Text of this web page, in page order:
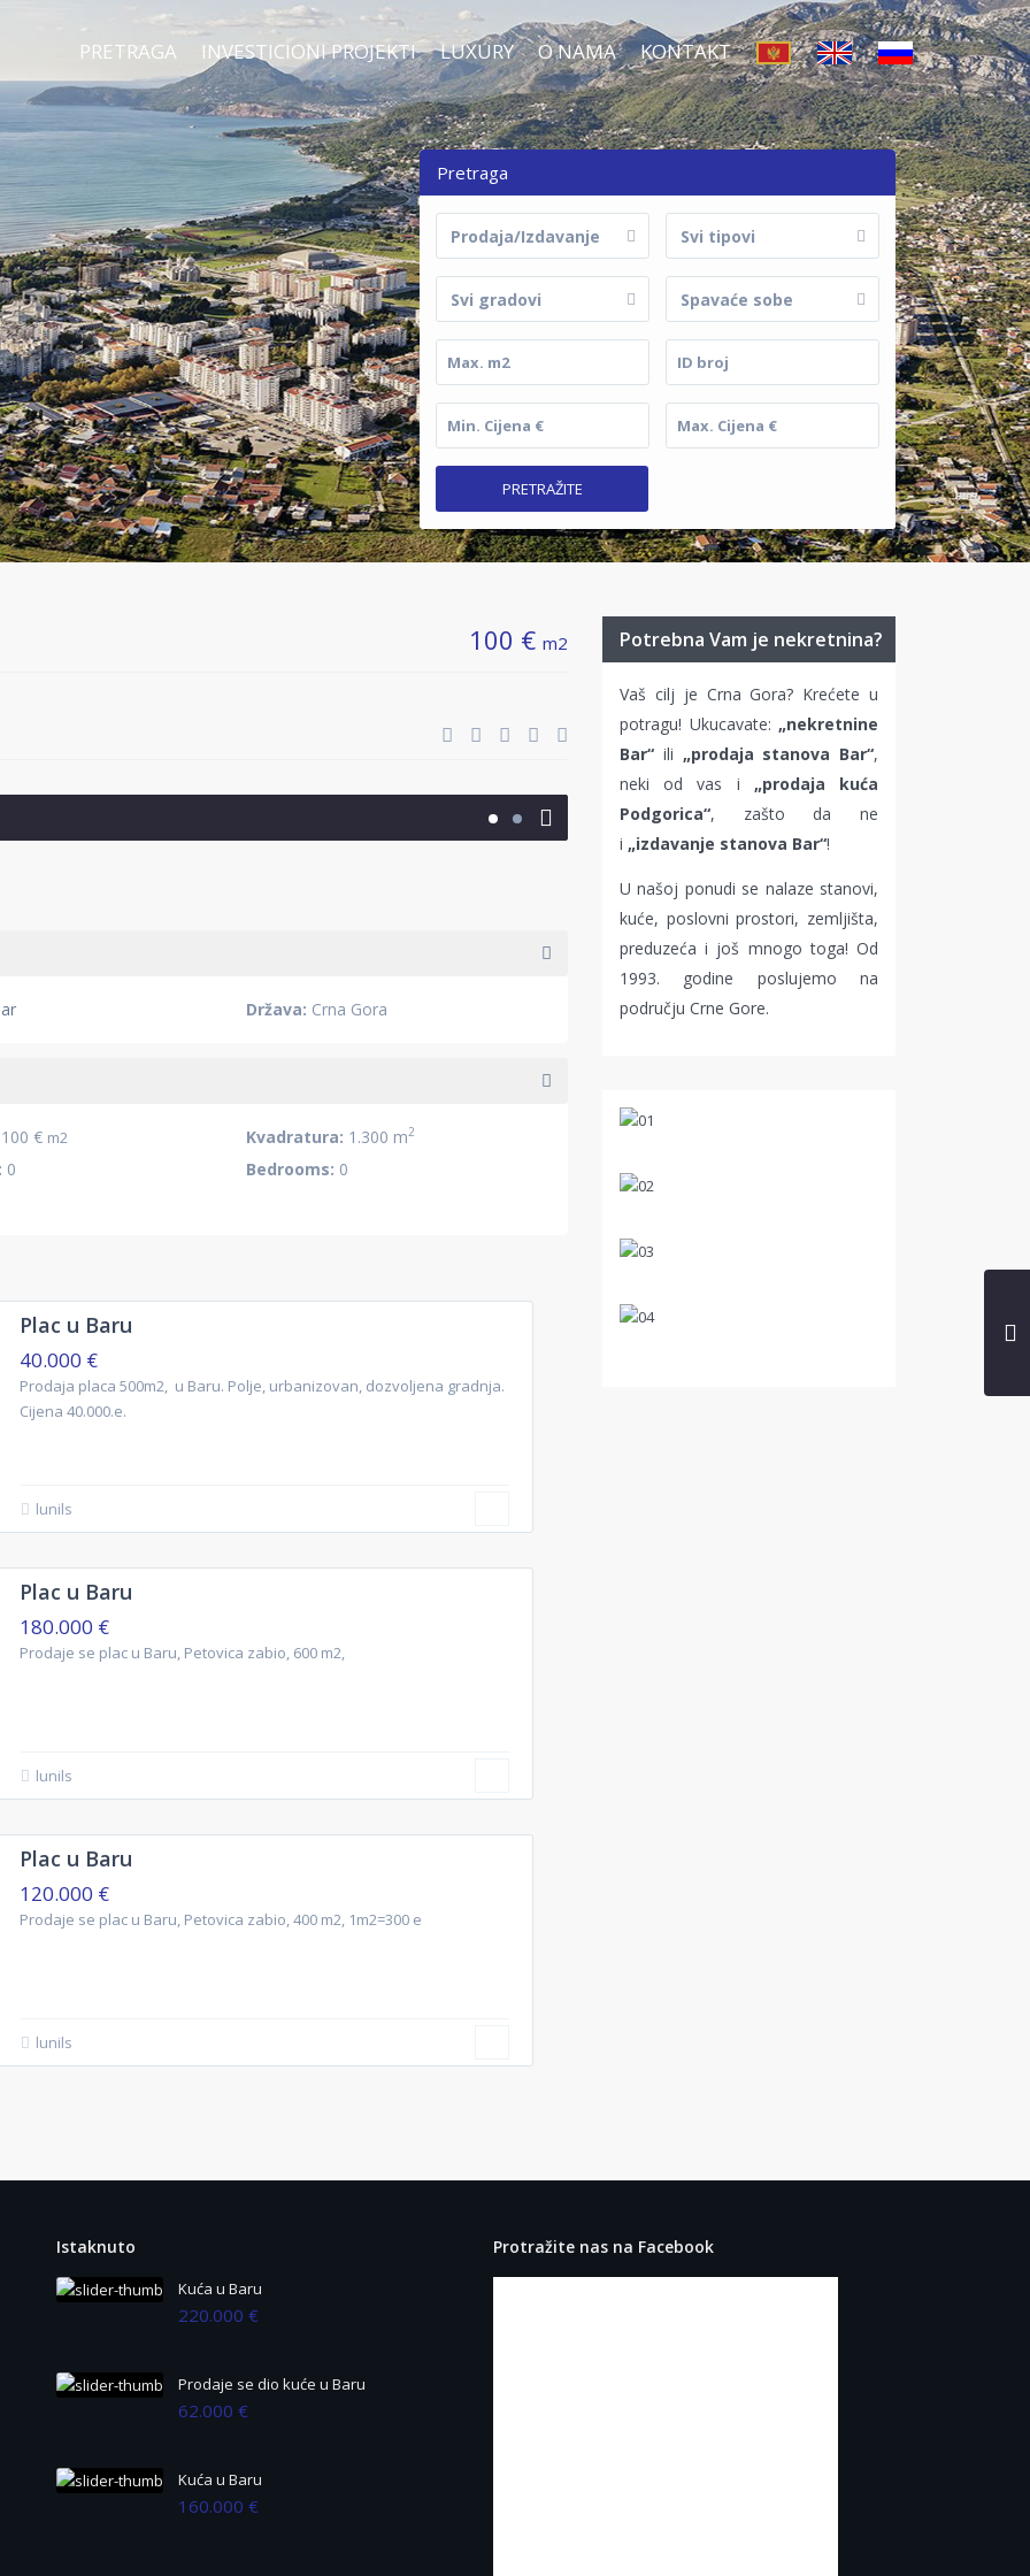
PRETRAGA INVESTICIONI PROJEKTI LUXURY O NAMA KONTAKT
Pretraga
Prodaja/Izdavanje Svi tipovi
Svi gradovi Spavaće sobe
100 € m2
Država: Crna Gora
100 € m2 Kvadratura: 1.300 m2
0 Bedrooms: 0
Plac u Baru
40.000 €
Prodaja placa 500m2, u Baru. Polje, urbanizovan, dozvoljena gradnja.
Cijena 40.000.e.
lunils
Plac u Baru
180.000 €
Prodaje se plac u Baru, Petovica zabio, 600 m2,
lunils
Plac u Baru
120.000 €
Prodaje se plac u Baru, Petovica zabio, 400 m2, 1m2=300 e
lunils
Potrebna Vam je nekretnina?
Vaš cilj je Crna Gora? Krećete u
potragu! Ukucavate: „nekretnine
Bar“ ili „prodaja stanova Bar“,
neki od vas i „prodaja kuća
Podgorica“, zašto da ne
i „izdavanje stanova Bar“!
U našoj ponudi se nalaze stanovi,
kuće, poslovni prostori, zemljišta,
preduzeća i još mnogo toga! Od
1993. godine poslujemo na
području Crne Gore.
Istaknuto
Kuća u Baru
220.000 €
Prodaje se dio kuće u Baru
62.000 €
Kuća u Baru
160.000 €
Protražite nas na Facebook